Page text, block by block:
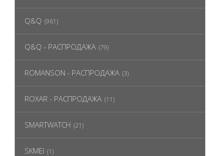
Q&Q (961)
Q&Q - РАСПРОДАЖА (79)
ROMANSON - РАСПРОДАЖА (3)
ROXAR - РАСПРОДАЖА (11)
SMARTWATCH (21)
SKMEI (1)